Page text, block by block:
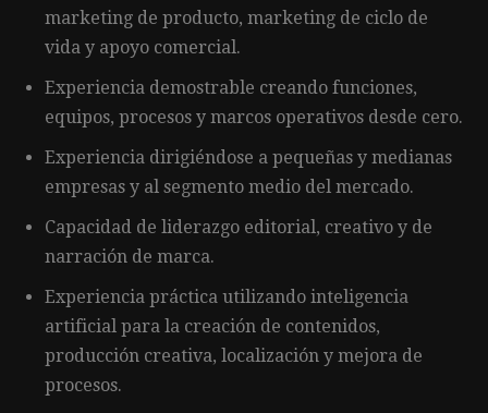
marketing de producto, marketing de ciclo de
vida y apoyo comercial.
Experiencia demostrable creando funciones,
equipos, procesos y marcos operativos desde cero.
Experiencia dirigiéndose a pequeñas y medianas
empresas y al segmento medio del mercado.
Capacidad de liderazgo editorial, creativo y de
narración de marca.
Experiencia práctica utilizando inteligencia
artificial para la creación de contenidos,
producción creativa, localización y mejora de
procesos.